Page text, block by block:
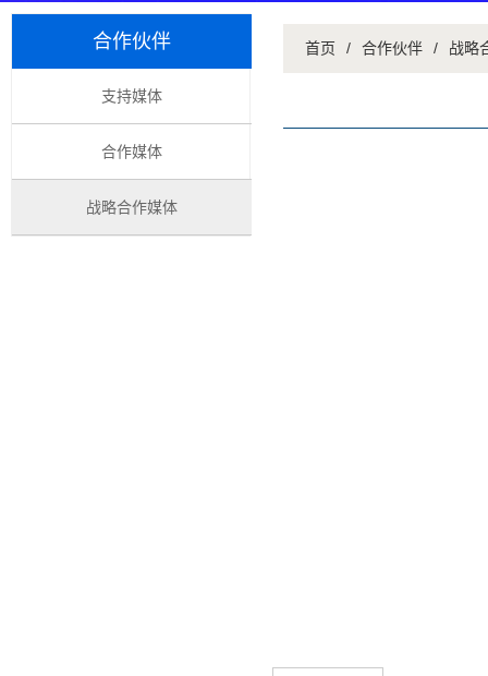
合作伙伴
支持媒体
合作媒体
战略合作媒体
首页 / 合作伙伴 / 战略